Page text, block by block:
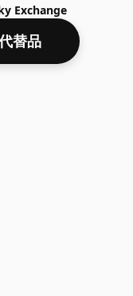
Exchange
替品